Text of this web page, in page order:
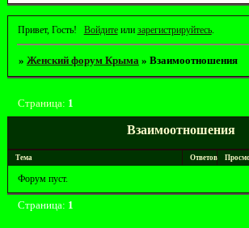
Привет, Гость! Войдитеили зарегистрируйтесь.
» Женский форум Крыма » Взаимоотношения
Взаимоотношения
Страница: 1
Тема Ответов
Форум пуст.
Страница: 1